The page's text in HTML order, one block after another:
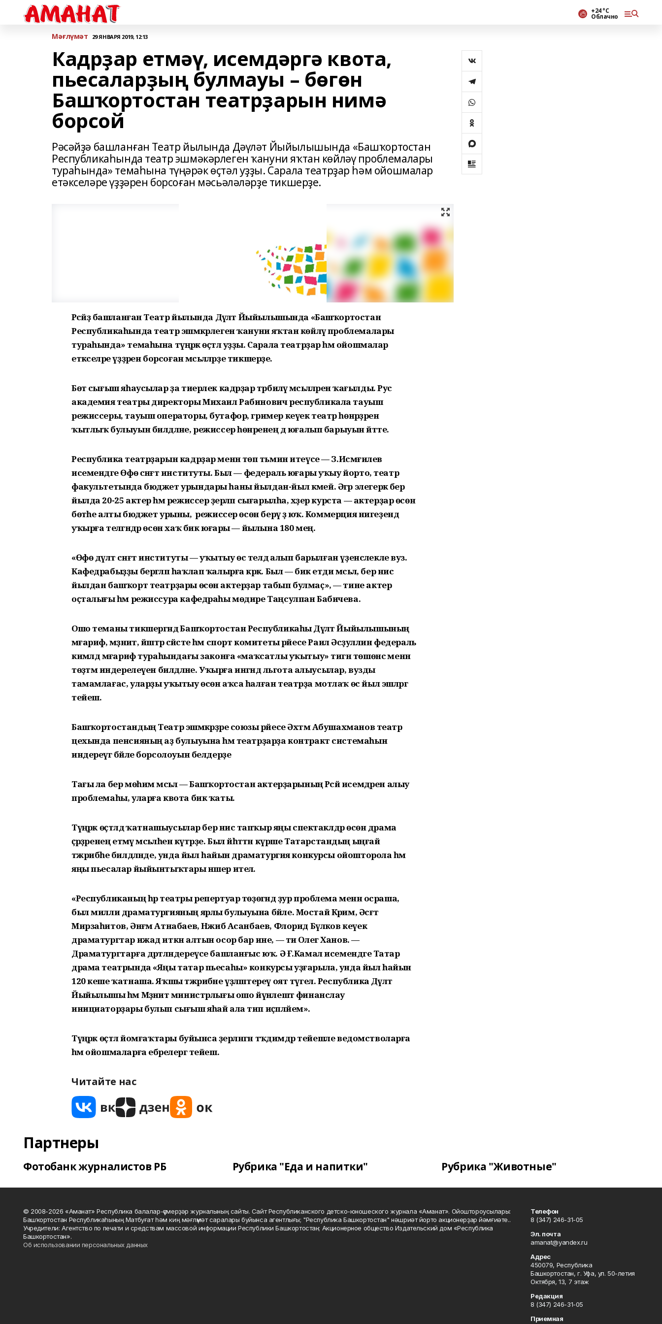
+24 °С
Облачно
Мәғлүмәт 29 ЯНВАРЯ 2019, 12:13
Кадрҙар етмәү, исемдәргә квота,
пьесаларҙың булмауы – бөгөн
Башҡортостан театрҙарын нимә
борсой
Рәсәйҙә башланған Театр йылында Дәүләт Йыйылышында «Башҡортостан
Республикаһында театр эшмәкәрлеген ҡануни яҡтан көйләү проблемалары
тураһында» темаһына түңәрәк өҫтәл уҙҙы. Сарала театрҙар һәм ойошмалар
етәкселәре үҙҙәрен борсоған мәсьәләләрҙе тикшерҙе.
Рәсәйҙә башланған Театр йылында Дәүләт Йыйылышында «Башҡортостан
Республикаһында театр эшмәкәрлеген ҡануни яҡтан көйләү проблемалары
тураһында» темаһына түңәрәк өҫтәл уҙҙы. Сарала театрҙар һәм ойошмалар
етәкселәре үҙҙәрен борсоған мәсьәләләрҙе тикшерҙе.
Бөтә сығыш яһаусылар ҙа тиерлек кадрҙар тәрбиәләү мәсьәләләренә ҡағылды. Рус
академия театры директоры Михаил Рабинович республикала тауыш
режиссеры, тауыш операторы, бутафор, гример кеүек театр һөнәрҙәренә
ҡытлыҡ булыуын билдәләне, режиссер һөнәренең дә юғалып барыуын әйтте.
Республика театрҙарын кадрҙар менән төп тәьмин итеүсе — З.Исмәғилев
исемендәге Өфө сәнғәт институты. Был — федераль юғары уҡыу йорто, театр
факультетында бюджет урындары һаны йылдан-йыл кәмей. Әгәр элегерәк бер
йылда 20-25 актер һәм режиссер әҙерләп сығарылһа, хәҙер курста — актерҙар өсөн
бөтәһе алты бюджет урыны, ә режиссер өсөн берәү ҙә юҡ. Коммерция нигеҙендә
уҡырға теләгәндәр өсөн хаҡ бик юғары — йылына 180 мең.
«Өфө дәүләт сәнғәт институты — уҡытыу өс телдә алып барылған үҙенсәлекле вуз.
Кафедрабыҙҙы бергәләп һаҡлап ҡалырға кәрәк. Был — бик етди мәсьәлә, бер нисә
йылдан башҡорт театрҙары өсөн актерҙар табып булмаҫ», — тине актер
оҫталығы һәм режиссура кафедраһы мөдире Таңсулпан Бабичева.
Ошо теманы тикшергәндә Башҡортостан Республикаһы Дәүләт Йыйылышының
мәғариф, мәҙәниәт, йәштәр сәйәсәте һәм спорт комитеты рәйесе Раил Әсәҙуллин федераль
кимәлдә мәғариф тураһындағы законға «маҡсатлы уҡытыу» тигән төшөнсә менән
төҙәтмә индерелеүен билдәләне. Уҡырға ингәндә льгота алыусылар, вузды
тамамлағас, уларҙы уҡытыу өсөн аҡса һалған театрҙа мотлаҡ өс йыл эшләргә
тейеш.
Башҡортостандың Театр эшмәкәрҙәре союзы рәйесе Әхтәм Абушахманов театр
цехында пенсияның аҙ булыуына һәм театрҙарҙа контракт системаһын
индереүгә бәйле борсолоуын белдерҙе
Тағы ла бер мөһим мәсьәлә — Башҡортостан актерҙарының Рәсәй исемдәрен алыу
проблемаһы, уларға квота бик ҡаты.
Түңәрәк өҫтәлдә ҡатнашыусылар бер нисә тапҡыр яңы спектаклдәр өсөн драма
әҫәрҙәренең етмәү мәсьәләһен күтәрҙе. Был йәһәттән күрше Татарстандың ыңғай
тәжрибәһе билдәләнде, унда йыл һайын драматургия конкурсы ойошторола һәм
яңы пьесалар йыйынтыҡтары нәшер ителә.
«Республиканың һәр театры репертуар төҙөгәндә ҙур проблема менән осраша,
был милли драматургияның ярлы булыуына бәйле. Мостай Кәрим, Әсғәт
Мирзаһитов, Әнғәм Атнабаев, Нәжиб Асанбаев, Флорид Бүләков кеүек
драматургтар ижад иткән алтын осор бар ине, — ти Олег Ханов. —
Драматургтарға дәртләндереүсе башланғыс юҡ. Ә Ғ.Камал исемендәге Татар
драма театрында «Яңы татар пьесаһы» конкурсы уҙғарыла, унда йыл һайын
120 кеше ҡатнаша. Яҡшы тәжрибәне үҙләштереү оят түгел. Республика Дәүләт
Йыйылышы һәм Мәҙәниәт министрлығы ошо йүнәлештә финанслау
инициаторҙары булып сығыш яһай ала тип иҫәпләйем».
Түңәрәк өҫтәл йомғаҡтары буйынса әҙерләнгән тәҡдимдәр тейешле ведомстволарға
һәм ойошмаларға ебәрелергә тейеш.
Читайте нас
Партнеры
Фотобанк журналистов РБ Рубрика "Еда и напитки" Рубрика "Животные"
© 2008-2026 «Аманат» Республика балалар-үҫмерҙәр журналының сайты. Сайт Республиканского детско-юношеского журнала «Аманат». Ойоштороусылары:
Башҡортостан Республикаһының Матбуғат һәм киң мәғлүмәт саралары буйынса агентлығы; "Республика Башкортостан" нәшриәт йорто акционерҙар йәмғиәте..
Учредители: Агентство по печати и средствам массовой информации Республики Башкортостан; Акционерное общество Издательский дом «Республика
Башкортостан».
Об использовании персональных данных
Телефон
8 (347) 246-31-05
Эл. почта
amanat@yandex.ru
Адрес
450079, Республика
Башкортостан, г. Уфа, ул. 50-летия
Октября, 13, 7 этаж
Редакция
8 (347) 246-31-05
Приемная